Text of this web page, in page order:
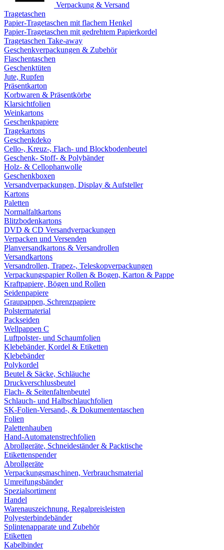
Verpackung & Versand
Tragetaschen
Papier-Tragetaschen mit flachem Henkel
Papier-Tragetaschen mit gedrehtem Papierkordel
Tragetaschen Take-away
Geschenkverpackungen & Zubehör
Flaschentaschen
Geschenktüten
Jute, Rupfen
Präsentkarton
Korbwaren & Präsentkörbe
Klarsichtfolien
Weinkartons
Geschenkpapiere
Tragekartons
Geschenkdeko
Cello-, Kreuz-, Flach- und Blockbodenbeutel
Geschenk- Stoff- & Polybänder
Holz- & Cellophanwolle
Geschenkboxen
Versandverpackungen, Display & Aufsteller
Kartons
Paletten
Normalfaltkartons
Blitzbodenkartons
DVD & CD Versandverpackungen
Verpacken und Versenden
Planversandkartons & Versandrollen
Versandkartons
Versandrollen, Trapez-, Teleskopverpackungen
Verpackungspapier Rollen & Bogen, Karton & Pappe
Kraftpapiere, Bögen und Rollen
Seidenpapiere
Graupappen, Schrenzpapiere
Polstermaterial
Packseiden
Wellpappen C
Luftpolster- und Schaumfolien
Klebebänder, Kordel & Etiketten
Klebebänder
Polykordel
Beutel & Säcke, Schläuche
Druckverschlussbeutel
Flach- & Seitenfaltenbeutel
Schlauch- und Halbschlauchfolien
SK-Folien-Versand-, & Dokumententaschen
Folien
Palettenhauben
Hand-Automatenstrechfolien
Abrollgeräte, Schneideständer & Packtische
Etikettenspender
Abrollgeräte
Verpackungsmaschinen, Verbrauchsmaterial
Umreifungsbänder
Spezialsortiment
Handel
Warenauszeichnung, Regalpreisleisten
Polyesterbindebänder
Splintenapparate und Zubehör
Etiketten
Kabelbinder